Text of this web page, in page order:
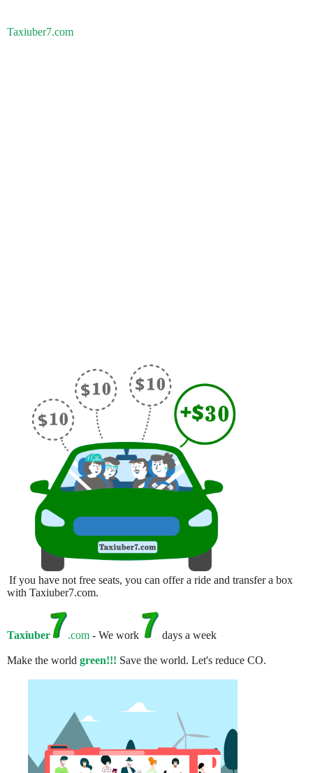
Taxiuber7.com
If you have not free seats, you can offer a ride and transfer a box
with Taxiuber7.com.
Taxiuber .com - We work days a week
Make the world green!!! Save the world. Let's reduce CO.